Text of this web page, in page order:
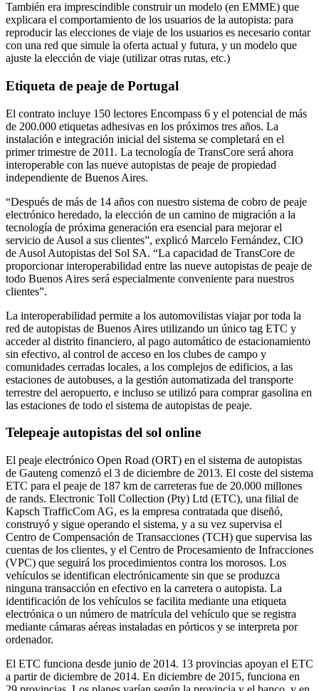
También era imprescindible construir un modelo (en EMME) que
explicara el comportamiento de los usuarios de la autopista: para
reproducir las elecciones de viaje de los usuarios es necesario contar
con una red que simule la oferta actual y futura, y un modelo que
ajuste la elección de viaje (utilizar otras rutas, etc.)
Etiqueta de peaje de Portugal
El contrato incluye 150 lectores Encompass 6 y el potencial de más
de 200.000 etiquetas adhesivas en los próximos tres años. La
instalación e integración inicial del sistema se completará en el
primer trimestre de 2011. La tecnología de TransCore será ahora
interoperable con las nueve autopistas de peaje de propiedad
independiente de Buenos Aires.
“Después de más de 14 años con nuestro sistema de cobro de peaje
electrónico heredado, la elección de un camino de migración a la
tecnología de próxima generación era esencial para mejorar el
servicio de Ausol a sus clientes”, explicó Marcelo Fernández, CIO
de Ausol Autopistas del Sol SA. “La capacidad de TransCore de
proporcionar interoperabilidad entre las nueve autopistas de peaje de
todo Buenos Aires será especialmente conveniente para nuestros
clientes”.
La interoperabilidad permite a los automovilistas viajar por toda la
red de autopistas de Buenos Aires utilizando un único tag ETC y
acceder al distrito financiero, al pago automático de estacionamiento
sin efectivo, al control de acceso en los clubes de campo y
comunidades cerradas locales, a los complejos de edificios, a las
estaciones de autobuses, a la gestión automatizada del transporte
terrestre del aeropuerto, e incluso se utilizó para comprar gasolina en
las estaciones de todo el sistema de autopistas de peaje.
Telepeaje autopistas del sol online
El peaje electrónico Open Road (ORT) en el sistema de autopistas
de Gauteng comenzó el 3 de diciembre de 2013. El coste del sistema
ETC para el peaje de 187 km de carreteras fue de 20.000 millones
de rands. Electronic Toll Collection (Pty) Ltd (ETC), una filial de
Kapsch TrafficCom AG, es la empresa contratada que diseñó,
construyó y sigue operando el sistema, y a su vez supervisa el
Centro de Compensación de Transacciones (TCH) que supervisa las
cuentas de los clientes, y el Centro de Procesamiento de Infracciones
(VPC) que seguirá los procedimientos contra los morosos. Los
vehículos se identifican electrónicamente sin que se produzca
ninguna transacción en efectivo en la carretera o autopista. La
identificación de los vehículos se facilita mediante una etiqueta
electrónica o un número de matrícula del vehículo que se registra
mediante cámaras aéreas instaladas en pórticos y se interpreta por
ordenador.
El ETC funciona desde junio de 2014. 13 provincias apoyan el ETC
a partir de diciembre de 2014. En diciembre de 2015, funciona en